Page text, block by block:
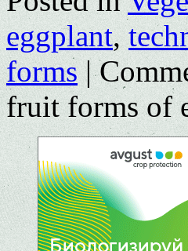
eggplant,
forms |
fruit forms of